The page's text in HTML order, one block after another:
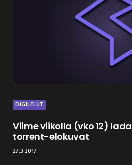
DIGILELUT
Viime viikolla (vko 12)
torrent-elokuvat
27.3.2017